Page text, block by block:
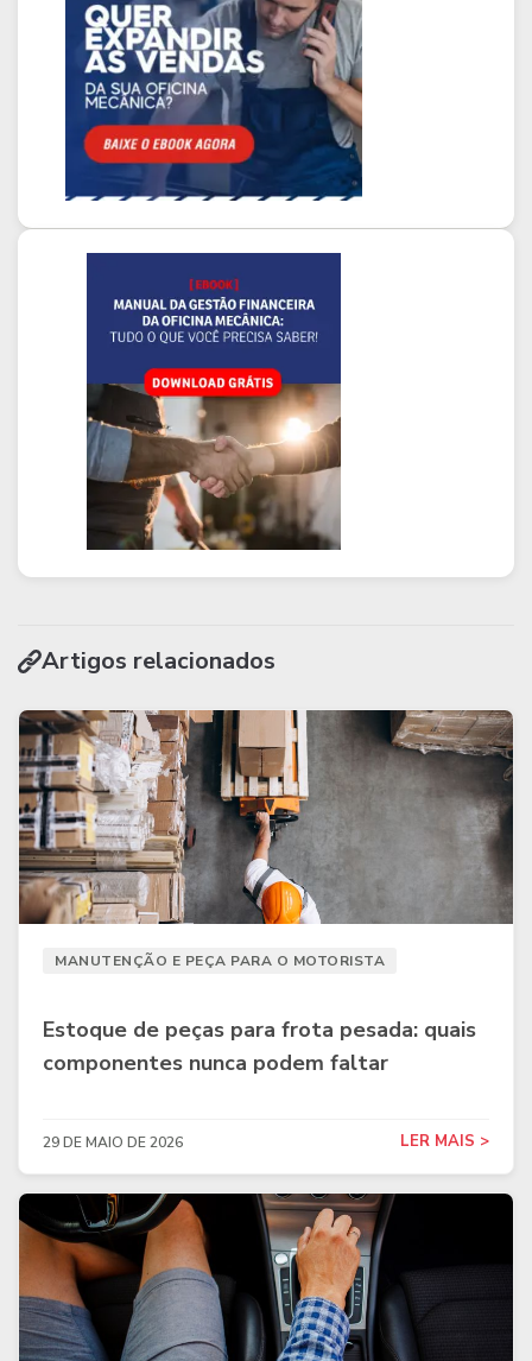
Artigos relacionados
MANUTENÇÃO E PEÇA PARA O MOTORISTA
Estoque de peças para frota pesada: quais
componentes nunca podem faltar
29 DE MAIO DE 2026 LER MAIS >